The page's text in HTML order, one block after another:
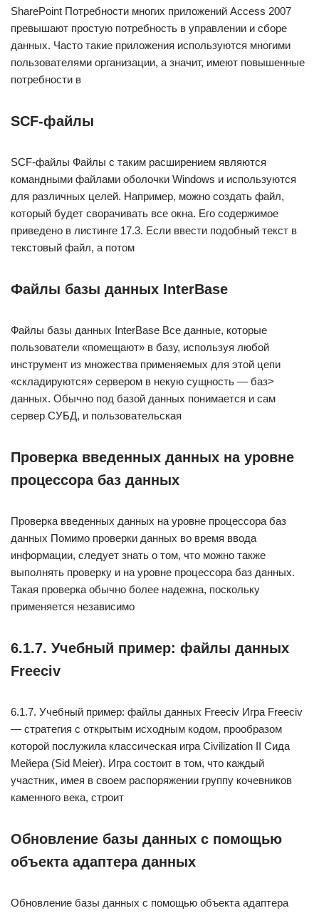
SharePoint Потребности многих приложений Access 2007
превышают простую потребность в управлении и сборе
данных. Часто такие приложения используются многими
пользователями организации, а значит, имеют повышенные
потребности в
SCF-файлы
SCF-файлы Файлы с таким расширением являются
командными файлами оболочки Windows и используются
для различных целей. Например, можно создать файл,
который будет сворачивать все окна. Его содержимое
приведено в листинге 17.3. Если ввести подобный текст в
текстовый файл, а потом
Файлы базы данных InterBase
Файлы базы данных InterBase Все данные, которые
пользователи «помещают» в базу, используя любой
инструмент из множества применяемых для этой цепи
«складируются» сервером в некую сущность — баз>
данных. Обычно под базой данных понимается и сам
сервер СУБД, и пользовательская
Проверка введенных данных на уровне
процессора баз данных
Проверка введенных данных на уровне процессора баз
данных Помимо проверки данных во время ввода
информации, следует знать о том, что можно также
выполнять проверку и на уровне процессора баз данных.
Такая проверка обычно более надежна, поскольку
применяется независимо
6.1.7. Учебный пример: файлы данных
Freeciv
6.1.7. Учебный пример: файлы данных Freeciv Игра Freeciv
— стратегия с открытым исходным кодом, прообразом
которой послужила классическая игра Civilization II Сида
Мейера (Sid Meier). Игра состоит в том, что каждый
участник, имея в своем распоряжении группу кочевников
каменного века, строит
Обновление базы данных с помощью
объекта адаптера данных
Обновление базы данных с помощью объекта адаптера